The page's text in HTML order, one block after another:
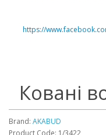
https://
Ковані
Brand: AKABUD
Product Code: 1/3422